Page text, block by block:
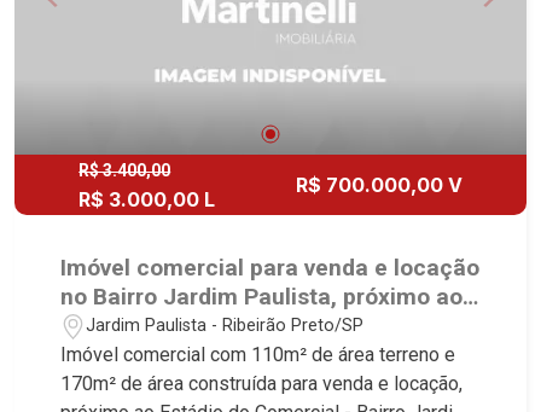
R$ 3.400,00
R$ 3.000,00 L
R$ 700.000,00 V
Imóvel comercial para venda e locação
no Bairro Jardim Paulista, próximo ao
Estádio do Comercial - Ribeirão
Preto/SP.
Jardim Paulista - Ribeirão Preto/SP
Imóvel comercial com 110m² de área terreno e
170m² de área construída para venda e locação,